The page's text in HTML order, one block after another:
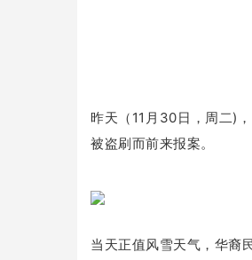
昨天（11月30日，周二)
被盗刷而前来报案。
当天正值风雪天气，华裔